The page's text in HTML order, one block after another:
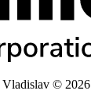
Vladislav © 2026